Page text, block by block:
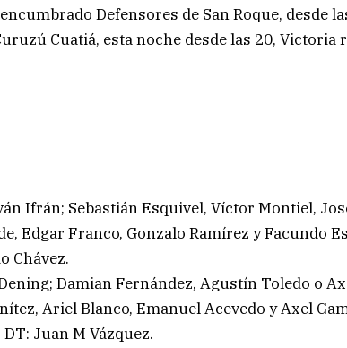
Defensores de San Roque, desde
Cuatiá, esta noche desde las 20, Victoria
Ifrán; Sebastián Esquivel, Víctor Montiel,
Edgar Franco, Gonzalo Ramírez y Facundo
Chávez.
Damian Fernández, Agustín Toledo o
Ariel Blanco, Emanuel Acevedo y Axel
Juan M Vázquez.